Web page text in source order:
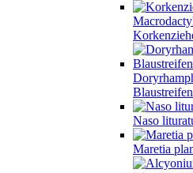
Naso
Maretia